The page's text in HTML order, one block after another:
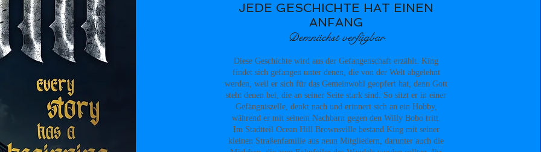
JEDE GESCHICHTE HAT EINEN
ANFANG
Demnächst verfügbar
Diese Geschichte wird aus der Gefangenschaft erzählt. King
findet sich gefangen unter denen, die von der Welt abgelehnt
werden, weil er sich für das Gemeinwohl geopfert hat, denn Gott
steht denen bei, die an seiner Seite stark sind. So sitzt er in einer
Gefängniszelle, denkt nach und erinnert sich an ein Hobby,
während er mit seinem Nachbarn gegen den Willy Bobo tritt.
Im Stadtteil Ocean Hill Brownsville bestand King mit seiner
kleinen Straßenfamilie aus neun Mitgliedern, darunter auch die